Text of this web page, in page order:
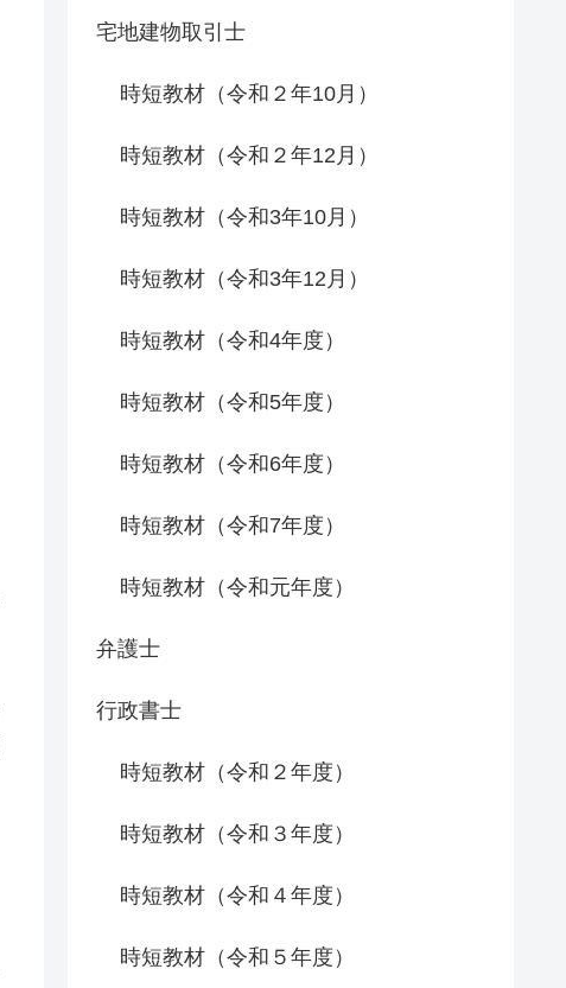
宅地建物取引士
時短教材（令和２年10月）
時短教材（令和２年12月）
時短教材（令和3年10月）
時短教材（令和3年12月）
時短教材（令和4年度）
時短教材（令和5年度）
時短教材（令和6年度）
時短教材（令和7年度）
時短教材（令和元年度）
弁護士
行政書士
時短教材（令和２年度）
時短教材（令和３年度）
時短教材（令和４年度）
時短教材（令和５年度）